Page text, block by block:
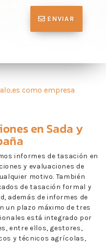
ENVIAR
como empresa
en Sada y
informes de tasación en
y evaluaciones de
motivo. También
de tasación formal y
además de informes de
un plazo máximo de tres
está integrado por
entre ellos, gestores,
y técnicos agrícolas,